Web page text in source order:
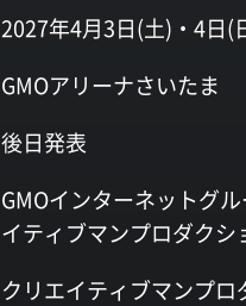
2027年4月3日(土)・4日(
GMOアリーナさいたま
後日発表
GMOインターネットグ
イティブマンプロダクシ
クリエイティブマンプロ